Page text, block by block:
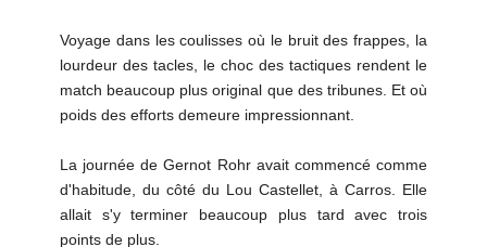
Voyage dans les coulisses où le bruit des frappes, la
lourdeur des tacles, le choc des tactiques rendent le
match beaucoup plus original que des tribunes. Et où
poids des efforts demeure impressionnant.
La journée de Gernot Rohr avait commencé comme
d'habitude, du côté du Lou Castellet, à Carros. Elle
allait s'y terminer beaucoup plus tard avec trois
points de plus.